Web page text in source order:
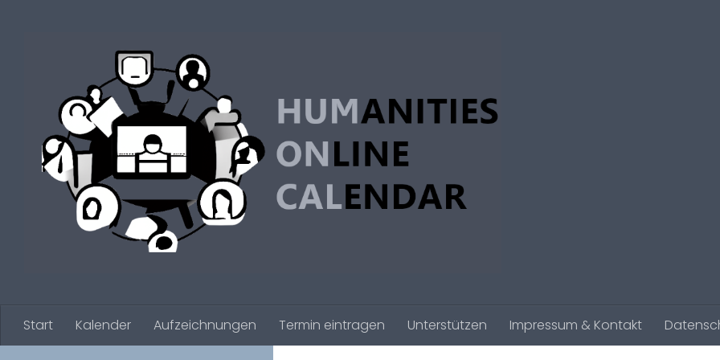
Start Kalender Aufzeichnungen Termin eintragen Unterstützen Impressum & Kontakt